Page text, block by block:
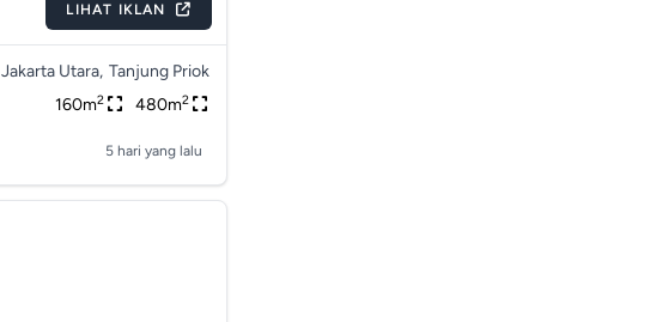
LIHAT IKLAN
Jakarta Utara, Tanjung Priok
160m2 480m2
5 hari yang lalu